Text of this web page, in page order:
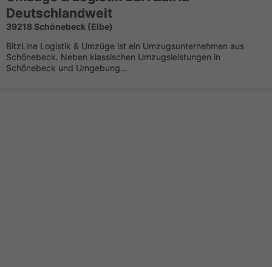
Deutschlandweit
39218 Schönebeck (Elbe)
BitzLine Logistik & Umzüge ist ein Umzugsunternehmen aus
Schönebeck. Neben klassischen Umzugsleistungen in
Schönebeck und Umgebung...